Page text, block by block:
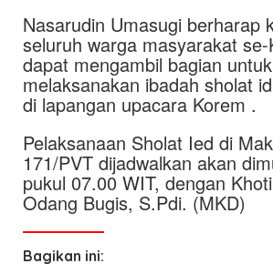
Nasarudin Umasugi berharap
seluruh warga masyarakat
dapat mengambil bagian untuk
melaksanakan ibadah sholat
di lapangan upacara Korem .
Pelaksanaan Sholat Ied di
171/PVT dijadwalkan akan
pukul 07.00 WIT, dengan
Odang Bugis, S.Pdi. (MKD)
Bagikan ini: